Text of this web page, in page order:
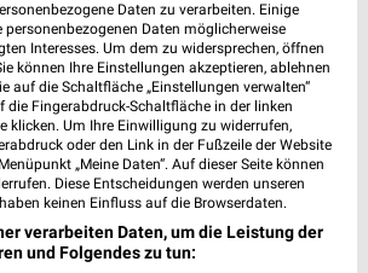
Daten zu verarbeiten. Einige
personenbezogenen Daten möglicherweise
Interesses. Um dem zu widersprechen, öffnen
können Ihre Einstellungen akzeptieren, ablehnen
auf die Schaltfläche „Einstellungen verwalten“
die Fingerabdruck-Schaltfläche in der linken
klicken. Um Ihre Einwilligung zu widerrufen,
oder den Link in der Fußzeile der Website
„Meine Daten“. Auf dieser Seite können
Diese Entscheidungen werden unseren
keinen Einfluss auf die Browserdaten.
verarbeiten Daten, um die Leistung der
und Folgendes zu tun: